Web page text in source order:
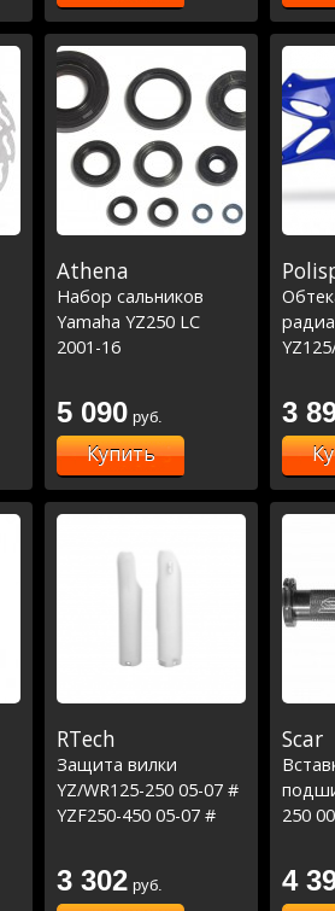
Athena
Набор сальников
Yamaha YZ250 LC
2001-16
5 090 руб.
Купить
3
RTech
Защита вилки
YZ/WR125-250 05-07 #
YZF250-450 05-07 #
WRF450 05-18 белая
3 302 руб.
Scar
250
4